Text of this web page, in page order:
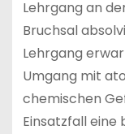
Lehrgang an
Bruchsal
Lehrgang
Umgang mit
chemischen
Einsatzfall eine